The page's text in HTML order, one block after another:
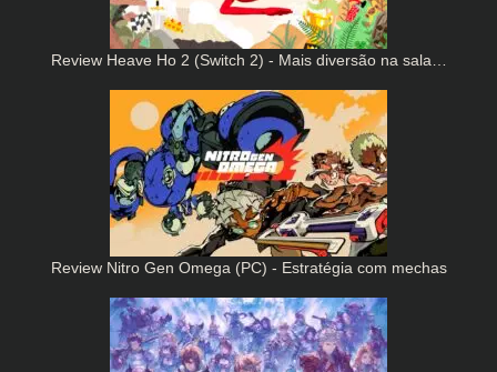
Review Heave Ho 2 (Switch 2) - Mais diversão na sala…
Review Nitro Gen Omega (PC) - Estratégia com mechas